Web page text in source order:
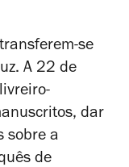
se
A 22 de
dar
sobre a
de